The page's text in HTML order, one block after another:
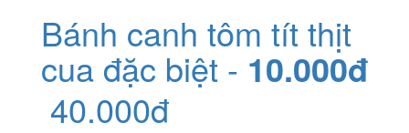
Bánh canh tôm tít thịt
cua đặc biệt - 10.000đ
40.000đ